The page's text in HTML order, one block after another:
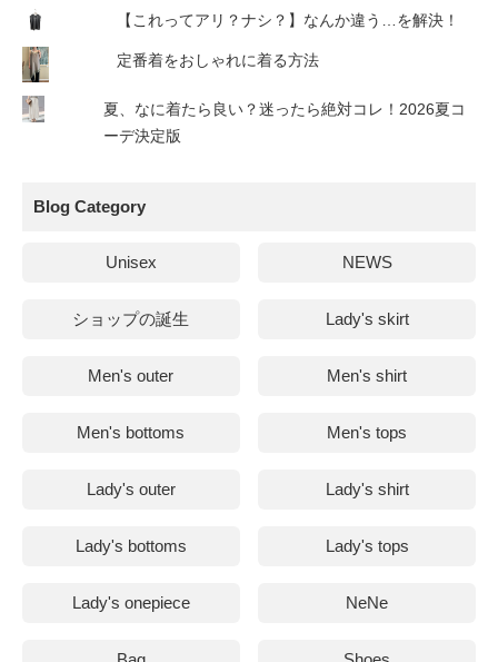
【これってアリ？ナシ？】なんか違う…を解決！
定番着をおしゃれに着る方法
夏、なに着たら良い？迷ったら絶対コレ！2026夏コ
ーデ決定版
Blog Category
Unisex NEWS
ショップの誕生 Lady's skirt
Men's outer Men's shirt
Men's bottoms Men's tops
Lady's outer Lady's shirt
Lady's bottoms Lady's tops
Lady's onepiece NeNe